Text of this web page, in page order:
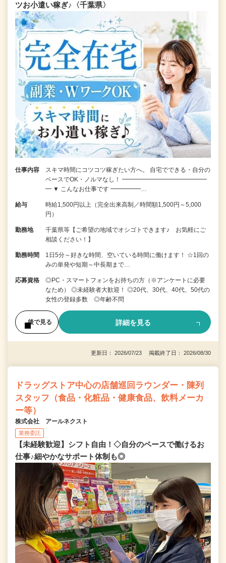
ツお小遣い稼ぎ♪〈千葉県〉
仕事内容
スキマ時間にコツコツ稼ぎたい方へ。 自宅でできる・自分の
ペースでOK・ノルマなし！ ━━━━━━━━━━━━━━
━ ▼ こんなお仕事です ━━━━━…
給与
時給1,500円以上（完全出来高制／時間額1,500円～5,000
円）
勤務地
千葉県等【ご希望の地域でオシゴトできます♪ お気軽にご
相談ください！】
勤務時間
1日5分～好きな時間、空いている時間に働けます！ ☆1回の
みの単発や短期～中長期まで…
応募資格
◎PC・スマートフォンをお持ちの方（※アンケートに必要
なため） ◎未経験者大歓迎！ ◎20代、30代、40代、50代の
女性の登録多数 ◎年齢不問
後で見る 詳細を見る
更新日： 2026/07/23 掲載終了日： 2026/08/30
ドラッグストア中心の店舗巡回ラウンダー・陳列
スタッフ（食品・化粧品・健康食品、飲料メーカ
ー等）
株式会社 アールネクスト
業務委託
【未経験歓迎】シフト自由！◇自分のペースで働けるお
仕事♪細やかなサポート体制も◎